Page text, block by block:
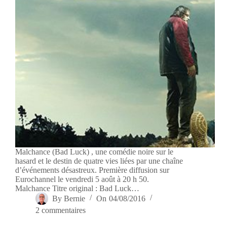
Malchance (Bad Luck) , une comédie noire sur le
hasard et le destin de quatre vies liées par une chaîne
d’événements désastreux. Première diffusion sur
Eurochannel le vendredi 5 août à 20 h 50.
Malchance Titre original : Bad Luck…
By Bernie On 04/08/2016
2 commentaires